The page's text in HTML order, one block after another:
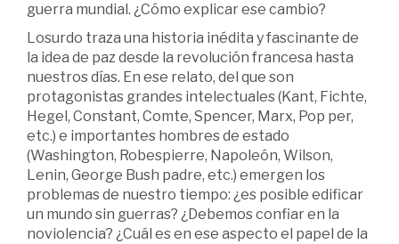
guerra mundial. ¿Cómo explicar ese cambio?
Losurdo traza una historia inédita y fascinante de
la idea de paz desde la revolución francesa hasta
nuestros días. En ese relato, del que son
protagonistas grandes intelectuales (Kant, Fichte,
Hegel, Constant, Comte, Spencer, Marx, Pop per,
etc.) e importantes hombres de estado
(Washington, Robespierre, Napoleón, Wilson,
Lenin, George Bush padre, etc.) emergen los
problemas de nuestro tiempo: ¿es posible edificar
un mundo sin guerras? ¿Debemos confiar en la
noviolencia? ¿Cuál es en ese aspecto el papel de la